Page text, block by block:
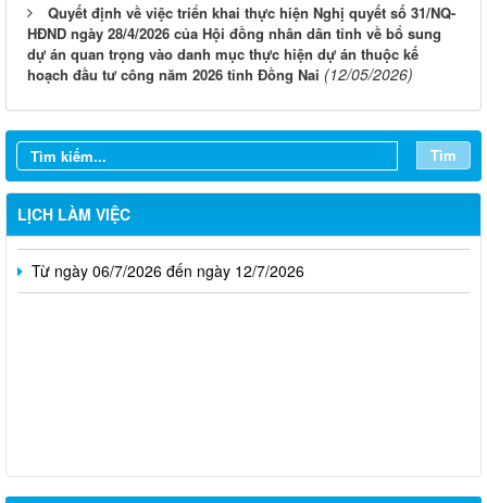
Quyết định về việc triển khai thực hiện Nghị quyết số 31/NQ-
HĐND ngày 28/4/2026 của Hội đồng nhân dân tỉnh về bổ sung
dự án quan trọng vào danh mục thực hiện dự án thuộc kế
hoạch đầu tư công năm 2026 tỉnh Đồng Nai (12/05/2026)
Tìm
LỊCH LÀM VIỆC
Từ ngày 03/8/2026 đến ngày 09/8/2026
Từ ngày 20/7/2026 đến ngày 26/7/2026
Từ ngày 13/7/2026 đến ngày 18/7/2026
Từ ngày 06/7/2026 đến ngày 12/7/2026